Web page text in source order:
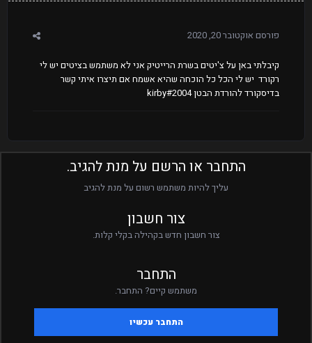
פורסם אוקטובר 20, 2020
קיבלתי באן על צ'יטים בשרת הרייטיק אני לא משתמש בציטים יש לי
רקורד יש לי הכל כל הוכחה שהיא אשמח אם תיצרו איתי קשר
בדיסקורד להורדת הבטן kirby#2004
התחבר או הרשם על מנת להגיב.
עליך להיות משתמש רשום על מנת להגיב
צור חשבון
צור חשבון חדש בקהילה בקלי קלות.
התחבר
משתמש קיים? התחבר.
התחבר עכשיו